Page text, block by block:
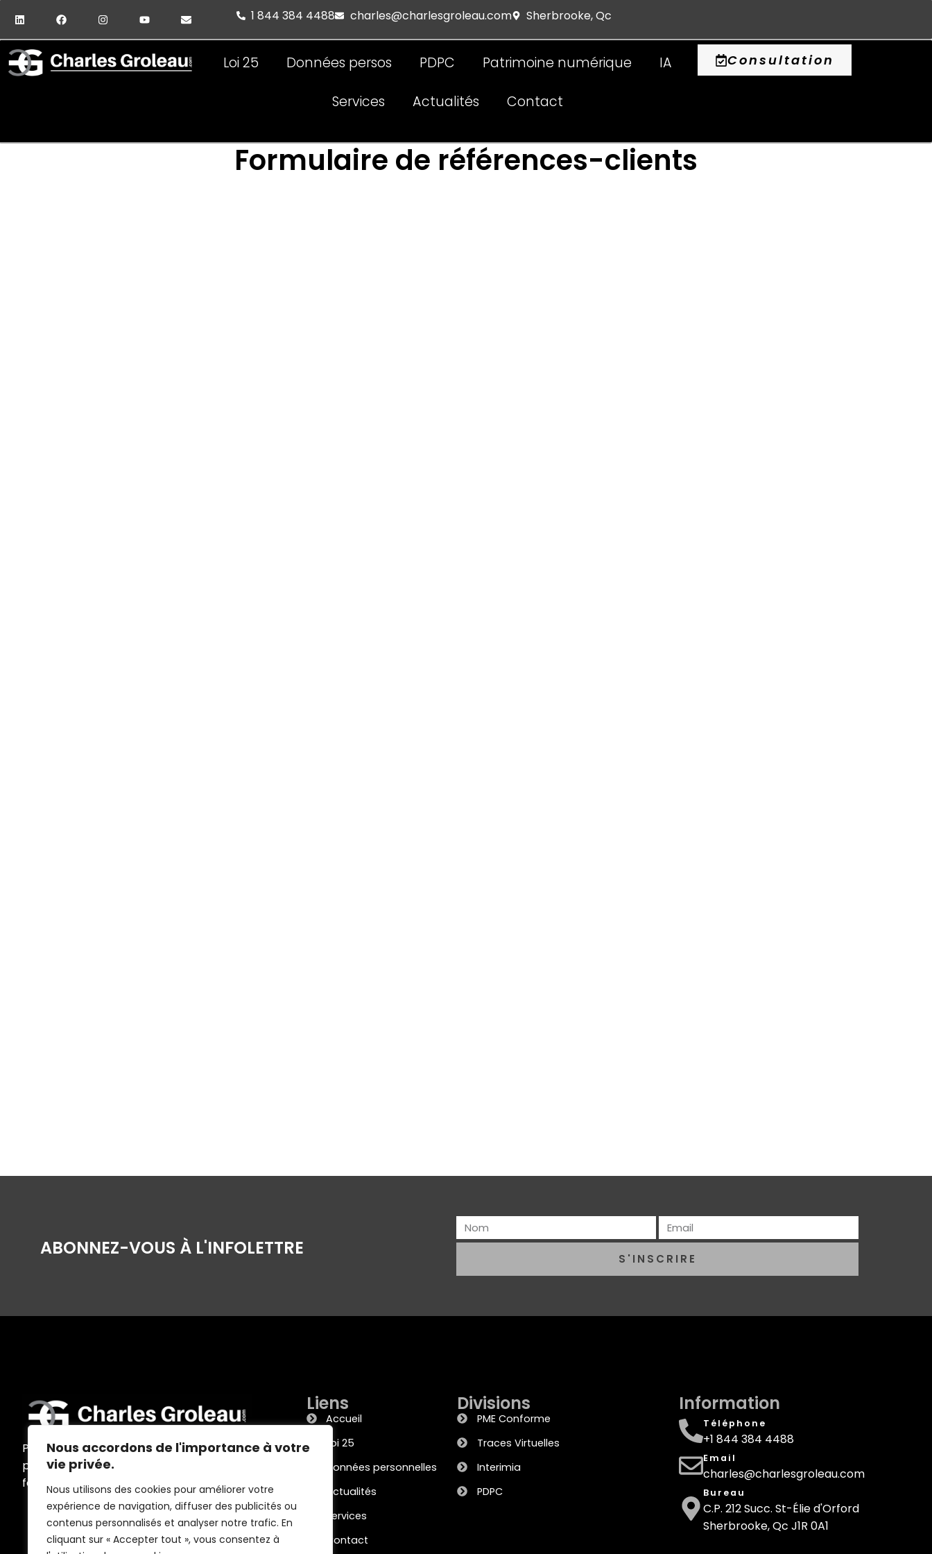
Nous accordons de l'importance à votre
vie privée.
Nous utilisons des cookies pour améliorer votre
expérience de navigation, diffuser des publicités ou
contenus personnalisés et analyser notre trafic. En
cliquant sur « Accepter tout », vous consentez à
1 844 384 4488 charles@charlesgroleau.com Sherbrooke, Qc
Loi 25 Données persos PDPC Patrimoine numérique IA
Services Actualités Contact
Consultation
Formulaire de références-clients
ABONNEZ-VOUS À L'INFOLETTRE S'INSCRIRE
Programmes d’accompagnement
personnalisés, ateliers, conférences,
formations et outils sur mesure
Liens
Accueil
Loi 25
Données personnelles
Actualités
Services
Contact
Divisions
PME Conforme
Traces Virtuelles
Interimia
PDPC
Information
Téléphone
+1 844 384 4488
Email
charles@charlesgroleau.com
Bureau
C.P. 212 Succ. St-Élie d'Orford
Sherbrooke, Qc J1R 0A1